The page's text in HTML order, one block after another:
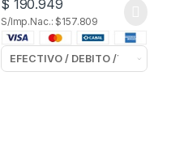
$ 190.949
S/Imp.Nac.: $157.809